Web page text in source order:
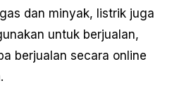
dan minyak, listrik juga
untuk berjualan,
berjualan secara online